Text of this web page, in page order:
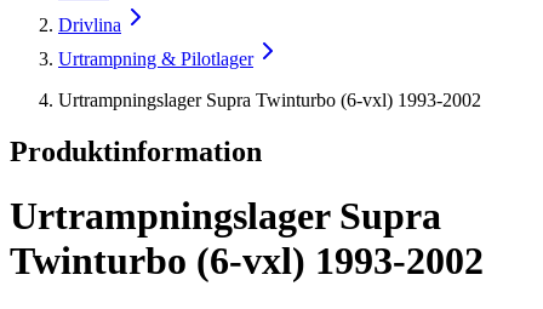
Drivlina
Urtrampning & Pilotlager
Urtrampningslager Supra Twinturbo (6-vxl) 1993-2002
Produktinformation
Urtrampningslager Supra
Twinturbo (6-vxl) 1993-2002